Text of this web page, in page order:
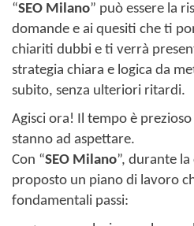
“SEO Milano” può essere la
domande e ai quesiti che ti
chiariti dubbi e ti verrà
strategia chiara e logica da
subito, senza ulteriori ritardi.
Agisci ora! Il tempo è
stanno ad aspettare.
Con “SEO Milano”, durante
proposto un piano di lavoro
fondamentali passi: